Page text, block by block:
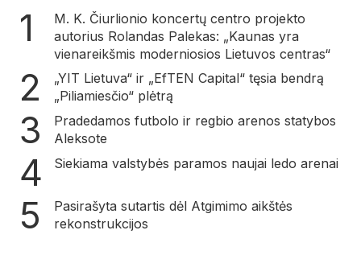
M. K. Čiurlionio koncertų centro projekto
autorius Rolandas Palekas: „Kaunas yra
vienareikšmis moderniosios Lietuvos centras“
„YIT Lietuva“ ir „EfTEN Capital“ tęsia bendrą
„Piliamiesčio“ plėtrą
Pradedamos futbolo ir regbio arenos statybos
Aleksote
Siekiama valstybės paramos naujai ledo arenai
Pasirašyta sutartis dėl Atgimimo aikštės
rekonstrukcijos